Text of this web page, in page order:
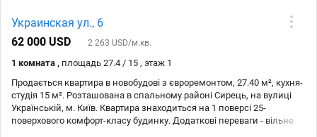
Украинская ул., 6
62 000 USD
2 263 USD/м.кв.
1 комната , площадь 27.4 / 15 , этаж 1
Продається квартира в новобудові з євроремонтом, 27.40 м², кухня-
студія 15 м². Розташована в спальному районі Сирець, на вулиці
Українській, м. Київ. Квартира знаходиться на 1 поверсі 25-
поверхового комфорт-класу будинку. Додаткові переваги - вільне